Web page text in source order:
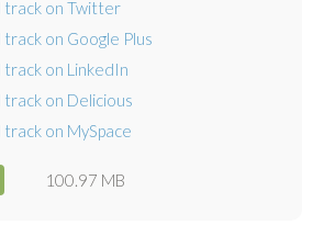
100.97 MB